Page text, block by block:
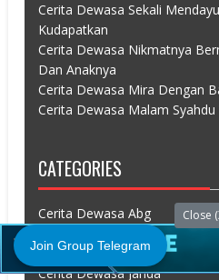
Cerita Dewasa Sekali
Kudapatkan
Cerita Dewasa Nikmatnya
Dan Anaknya
Cerita Dewasa Mira Dengan
Cerita Dewasa Malam Syahdu
CATEGORIES
Cerita Dewasa Abg
Cerita Dewasa Boking
Cerita Dewasa Bugil
Cerita Dewasa Janda
Close
Join Group Telegram